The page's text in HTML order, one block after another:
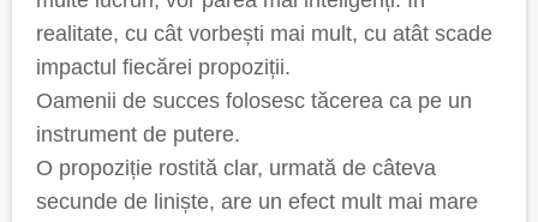
realitate, cu cât vorbești mai mult, cu atât scade
impactul fiecărei propoziții.
Oamenii de succes folosesc tăcerea ca pe un
instrument de putere.
O propoziție rostită clar, urmată de câteva
secunde de liniște, are un efect mult mai mare